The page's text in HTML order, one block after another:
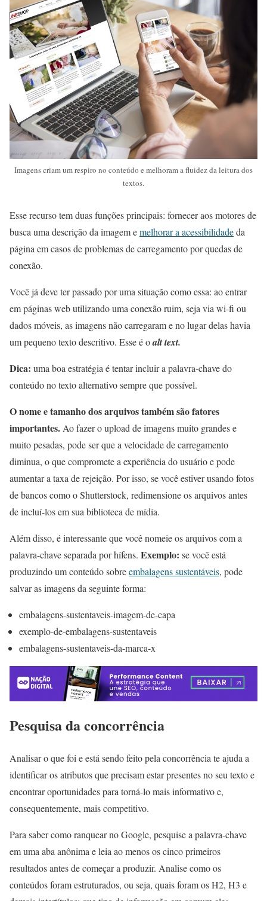
Imagens criam um respiro no conteúdo e melhoram a fluidez da leitura dos
textos.
Esse recurso tem duas funções principais: fornecer aos motores de
busca uma descrição da imagem emelhorar a acessibilidadeda
página em casos de problemas de carregamento por quedas de
conexão.
Você já deve ter passado por uma situação como essa: ao entrar
em páginas web utilizando uma conexão ruim, seja via wi-fi ou
dados móveis, as imagens não carregaram e no lugar delas havia
um pequeno texto descritivo. Esse é oalt text.
Dica: uma boa estratégia é tentar incluir a palavra-chave do
conteúdo no texto alternativo sempre que possível.
O nome e tamanho dos arquivos também são fatores
importantes. Ao fazer o upload de imagens muito grandes e
muito pesadas, pode ser que a velocidade de carregamento
diminua, o que compromete a experiência do usuário e pode
aumentar a taxa de rejeição. Por isso, se você estiver usando fotos
de bancos como o Shutterstock, redimensione os arquivos antes
de incluí-los em sua biblioteca de mídia.
Além disso, é interessante que você nomeie os arquivos com a
palavra-chave separada por hífens. Exemplo: se você está
produzindo um conteúdo sobreembalagens sustentáveis, pode
salvar as imagens da seguinte forma:
embalagens-sustentaveis-imagem-de-capa
exemplo-de-embalagens-sustentaveis
embalagens-sustentaveis-da-marca-x
Pesquisa da concorrência
Analisar o que foi e está sendo feito pela concorrência te ajuda a
identificar os atributos que precisam estar presentes no seu texto e
encontrar oportunidades para torná-lo mais informativo e,
consequentemente, mais competitivo.
Para saber como ranquear no Google, pesquise a palavra-chave
em uma aba anônima e leia ao menos os cinco primeiros
resultados antes de começar a produzir. Analise como os
conteúdos foram estruturados, ou seja, quais foram os H2, H3 e